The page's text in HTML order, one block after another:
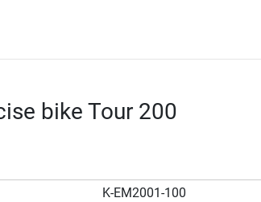
bike Tour 200
K-EM2001-100